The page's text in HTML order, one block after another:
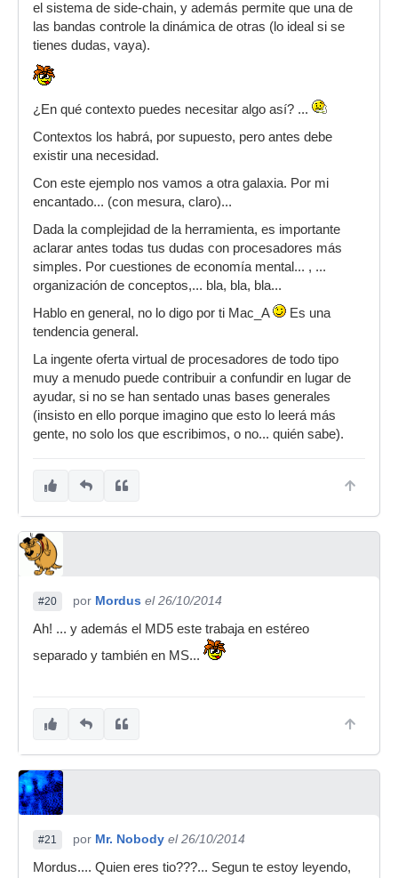
el sistema de side-chain, y además permite que una de
las bandas controle la dinámica de otras (lo ideal si se
tienes dudas, vaya).
¿En qué contexto puedes necesitar algo así? ...
Contextos los habrá, por supuesto, pero antes debe
existir una necesidad.
Con este ejemplo nos vamos a otra galaxia. Por mi
encantado... (con mesura, claro)...
Dada la complejidad de la herramienta, es importante
aclarar antes todas tus dudas con procesadores más
simples. Por cuestiones de economía mental... , ...
organización de conceptos,... bla, bla, bla...
Hablo en general, no lo digo por ti Mac_A
Es una
tendencia general.
La ingente oferta virtual de procesadores de todo tipo
muy a menudo puede contribuir a confundir en lugar de
ayudar, si no se han sentado unas bases generales
(insisto en ello porque imagino que esto lo leerá más
gente, no solo los que escribimos, o no... quién sabe).
#20 por Mordus el 26/10/2014
Ah! ... y además el MD5 este trabaja en estéreo
separado y también en MS...
#21 por Mr. Nobody el 26/10/2014
Mordus.... Quien eres tio???... Segun te estoy leyendo,